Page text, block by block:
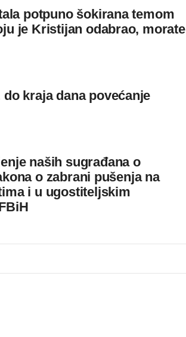
potpuno šokirana temom
je Kristijan odabrao, morate
do kraja dana povećanje
naših sugrađana o
o zabrani pušenja na
i u ugostiteljskim